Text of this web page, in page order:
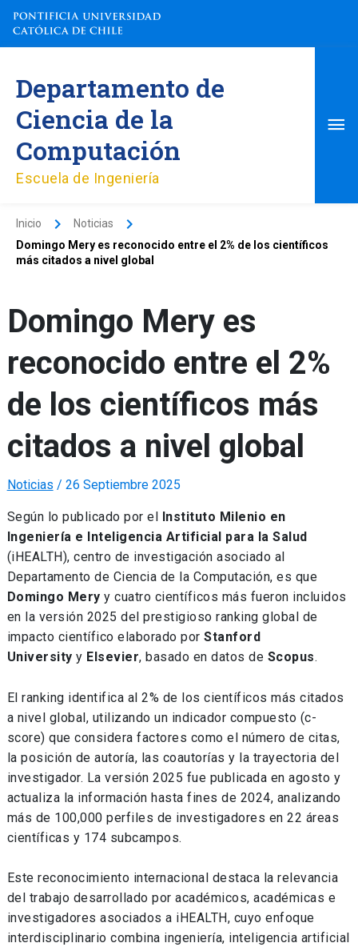
contenido
Departamento de
Ciencia de la
Computación
Escuela de Ingeniería
Inicio
Noticias
Domingo Mery es reconocido entre el 2% de los científicos
más citados a nivel global
Domingo Mery es
reconocido entre el 2%
de los científicos más
citados a nivel global
Noticias / 26 Septiembre 2025
Según lo publicado por el Instituto Milenio en
Ingeniería e Inteligencia Artificial para la Salud
(iHEALTH), centro de investigación asociado al
Departamento de Ciencia de la Computación, es que
Domingo Mery y cuatro científicos más fueron incluidos
en la versión 2025 del prestigioso ranking global de
impacto científico elaborado porStanford
University y Elsevier, basado en datos de Scopus.
El ranking identifica al 2% de los científicos más citados
a nivel global, utilizando un indicador compuesto (c-
score) que considera factores como el número de citas,
la posición de autoría, las coautorías y la trayectoria del
investigador. La versión 2025 fue publicada en agosto y
actualiza la información hasta fines de 2024, analizando
más de 100,000 perfiles de investigadores en 22 áreas
científicas y 174 subcampos.
Este reconocimiento internacional destaca la relevancia
del trabajo desarrollado por académicos, académicas e
investigadores asociados a iHEALTH, cuyo enfoque
interdisciplinario combina ingeniería, inteligencia artificial